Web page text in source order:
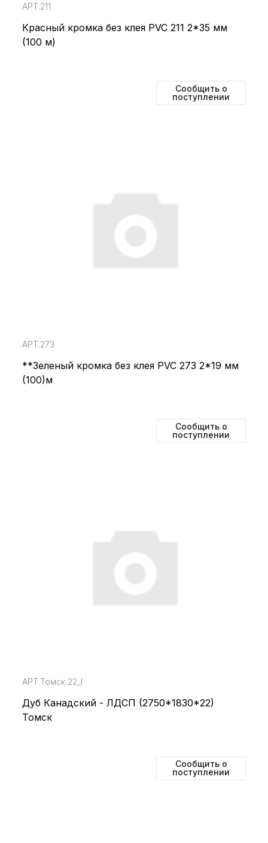
АРТ.211
Красный кромка без клея PVC 211 2*35 мм
(100 м)
Сообщить о
поступлении
АРТ.273
**Зеленый кромка без клея PVC 273 2*19 мм
(100)м
Сообщить о
поступлении
АРТ.Томск 22_I
Дуб Канадский - ЛДСП (2750*1830*22)
Томск
Сообщить о
поступлении